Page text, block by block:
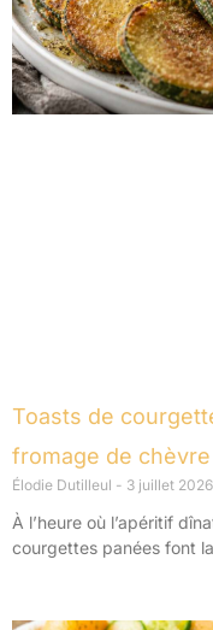
Toasts de
fromage de chèvre
Élodie Dutilleul 3 juillet 2026
À l’heure où l’apéritif
courgettes panées font la